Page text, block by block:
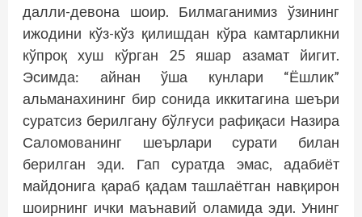
далли-девона шоир. Билмаганимиз ўзининг
ижодини кўз-кўз қилишдан кўра камтарликни
кўпроқ хуш кўрган 25 яшар азамат йигит.
Эсимда: айнан ўша кунлари “Ёшлик”
альманахининг бир сонида иккитагина шеъри
суратсиз берилгану бўлғуси рафиқаси Назира
Саломованинг шеърлари сурати билан
берилган эди. Гап суратда эмас, адабиёт
майдонига қараб қадам ташлаётган навқирон
шоирнинг ички маънавий оламида эди. Унинг